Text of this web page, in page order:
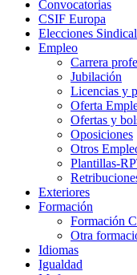
Convocatorias
CSIF Europa
Elecciones
Empleo
Carrera
Jubilación
Licencias y
Oferta
Ofertas y
Oposiciones
Otros
Plantillas-
Exteriores
Formación
Formación
Otra
Idiomas
Igualdad